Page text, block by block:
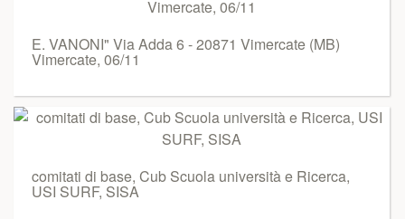
E. VANONI" Via Adda 6 - 20871 Vimercate (MB)
Vimercate, 06/11
comitati di base, Cub Scuola università e Ricerca,
USI SURF, SISA